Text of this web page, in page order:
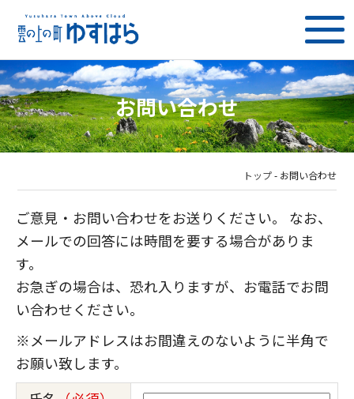
お問い合わせ
トップ - お問い合わせ
ご意見・お問い合わせをお送りください。 なお、
メールでの回答には時間を要する場合がありま
す。
お急ぎの場合は、恐れ入りますが、お電話でお問
い合わせください。
※メールアドレスはお間違えのないように半角で
お願い致します。